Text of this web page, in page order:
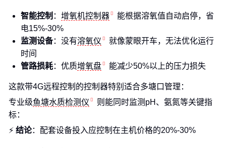
智能控制 ： 增氧机控制器
能根据溶氧值自动启停，省
电15%-30%
监测设备：没有溶氧仪
就像蒙眼开车，无法优化运行
时间
管路损耗：优质增氧盘 能减少50%以上的压力损失
这款带4G远程控制的控制器特别适合多塘口管理：
专业级鱼塘水质检测仪
则能同时监测pH、氨氮等关键指
标：
⚡ 结论：配套设备投入应控制在主机价格的20%-30%